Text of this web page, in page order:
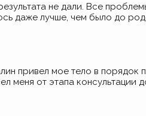
не дали. Все
даже лучше, чем было до
привел мое тело в порядок
меня от этапа